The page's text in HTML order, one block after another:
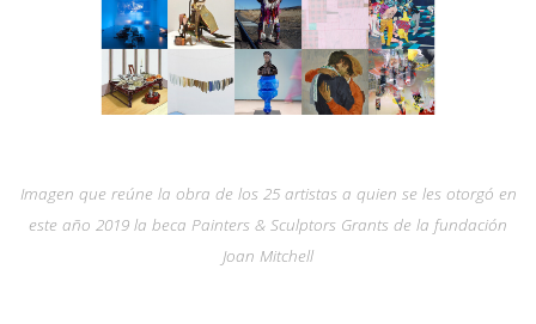
Imagen que reúne la obra de los 25 artistas a quien se les otorgó en
este año 2019 la beca Painters & Sculptors Grants de la fundación
Joan Mitchell